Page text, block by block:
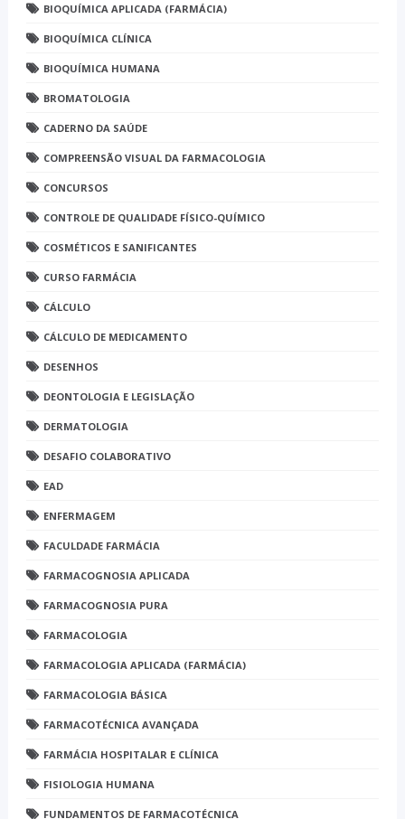
BIOQUÍMICA APLICADA (FARMÁCIA)
BIOQUÍMICA CLÍNICA
BIOQUÍMICA HUMANA
BROMATOLOGIA
CADERNO DA SAÚDE
COMPREENSÃO VISUAL DA FARMACOLOGIA
CONCURSOS
CONTROLE DE QUALIDADE FÍSICO-QUÍMICO
COSMÉTICOS E SANIFICANTES
CURSO FARMÁCIA
CÁLCULO
CÁLCULO DE MEDICAMENTO
DESENHOS
DEONTOLOGIA E LEGISLAÇÃO
DERMATOLOGIA
DESAFIO COLABORATIVO
EAD
ENFERMAGEM
FACULDADE FARMÁCIA
FARMACOGNOSIA APLICADA
FARMACOGNOSIA PURA
FARMACOLOGIA
FARMACOLOGIA APLICADA (FARMÁCIA)
FARMACOLOGIA BÁSICA
FARMACOTÉCNICA AVANÇADA
FARMÁCIA HOSPITALAR E CLÍNICA
FISIOLOGIA HUMANA
FUNDAMENTOS DE FARMACOTÉCNICA